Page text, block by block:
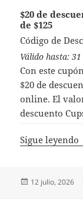
$20 de
de $125
Código de
Válido hasta:
Con este
$20 de
online. El
descuento
Sigue leyendo
Publicado
12 julio, 2026